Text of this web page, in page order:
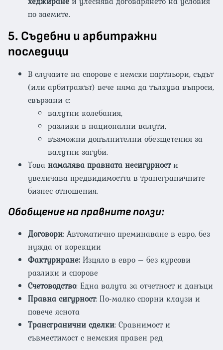
по заемите.
5. Съдебни и арбитражни
последици
В случаите на спорове с немски партньори, съдът
(или арбитражът) вече няма да тълкува въпроси,
свързани с:
валутни колебания,
разлики в национални валути,
възможни допълнителни обезщетения за
валутни загуби.
Тованамалява правната несигурности
увеличава предвидимостта в трансграничните
бизнес отношения.
Обобщение на правните ползи:
Договори: Автоматично преминаване в евро, без
нужда от корекции
Фактуриране: Изцяло в евро – без курсови
разлики и спорове
Счетоводство: Една валута за отчетност и данъци
Правна сигурност: По-малко спорни клаузи и
повече яснота
Трансгранични сделки: Сравнимост и
съвместимост с немския правен ред